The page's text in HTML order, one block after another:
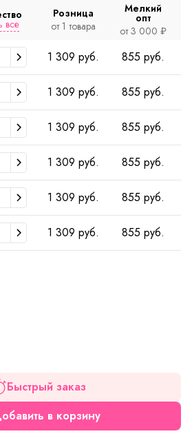
все
Розница
от 1 товара
Мелкий
опт
от 3 000 ₽
1 309 руб. 855 руб.
1 309 руб. 855 руб.
1 309 руб. 855 руб.
1 309 руб. 855 руб.
1 309 руб. 855 руб.
1 309 руб. 855 руб.
Быстрый заказ
в корзину